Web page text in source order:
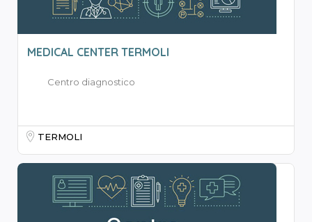
MEDICAL CENTER TERMOLI
Centro diagnostico
TERMOLI